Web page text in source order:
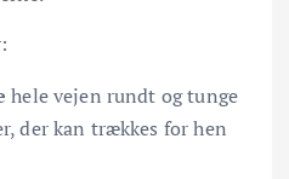
hele vejen rundt og tunge
der kan trækkes for hen